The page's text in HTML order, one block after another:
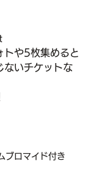
トや5枚集めると
ないチケットな
ブロマイド付き